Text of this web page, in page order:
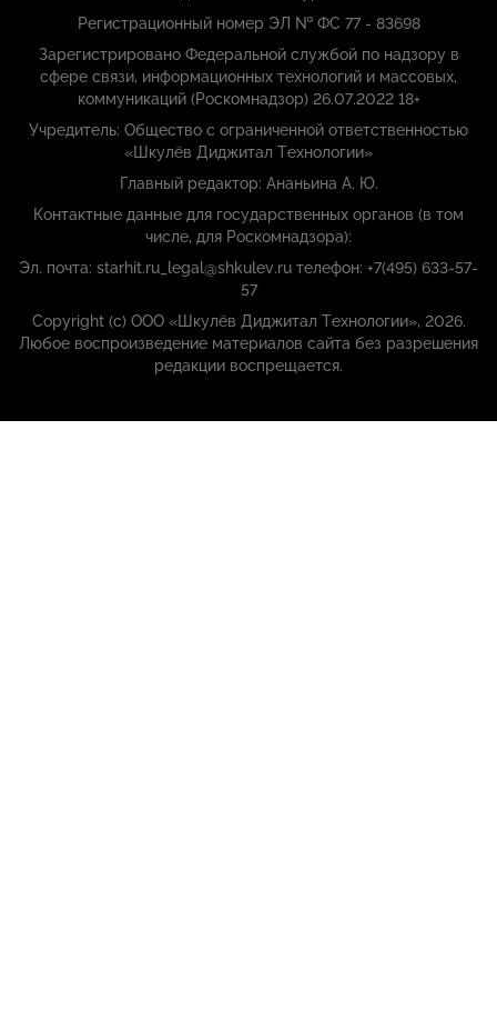
Регистрационный номер ЭЛ № ФС 77 - 83698
Зарегистрировано Федеральной службой по надзору в
сфере связи, информационных технологий и массовых,
коммуникаций (Роскомнадзор) 26.07.2022 18+
Учредитель: Общество с ограниченной ответственностью
«Шкулёв Диджитал Технологии»
Главный редактор: Ананьина А. Ю.
Контактные данные для государственных органов (в том
числе, для Роскомнадзора):
Эл. почта: starhit.ru_legal@shkulev.ru телефон: +7(495) 633-57-
57
Copyright (с) ООО «Шкулёв Диджитал Технологии», 2026.
Любое воспроизведение материалов сайта без разрешения
редакции воспрещается.